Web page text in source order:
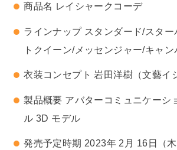
商品名 レイシャークコーデ
ラインナップ スタンダード/スター
トクイーン/メッセンジャー/キャン
衣装コンセプト 岩田洋樹（文藝イ
製品概要 アバターコミュニケーシ
ル 3D モデル
発売予定時期 2023年 2月 16日（木